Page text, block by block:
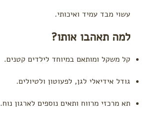
צעצועי
מיננה
Roty
לפי צורך
שיעול
עשוי מבד עמיד ואיכותי.
למה תאהבו אותו?
קל משקל ומותאם במיוחד לילדים קטנים.
גודל אידיאלי לגן, לפעוטון ולטיולים.
תא מרכזי מרווח ותאים נוספים לארגון נוח.